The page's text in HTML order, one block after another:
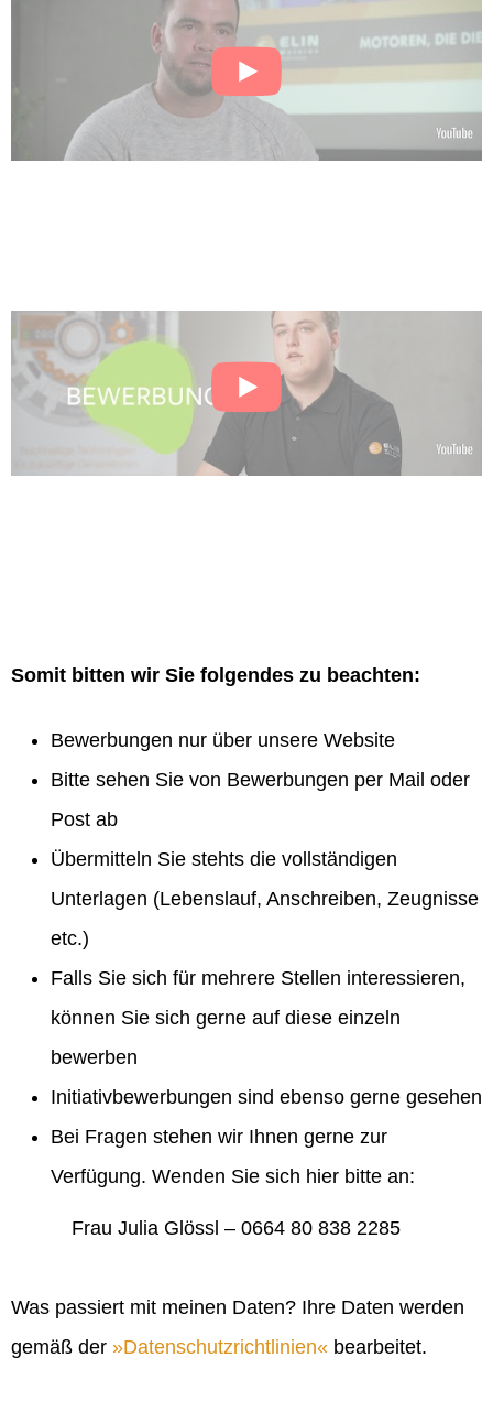
Somit bitten wir Sie folgendes zu beachten:
Bewerbungen nur über unsere Website
Bitte sehen Sie von Bewerbungen per Mail oder
Post ab
Übermitteln Sie stehts die vollständigen
Unterlagen (Lebenslauf, Anschreiben, Zeugnisse
etc.)
Falls Sie sich für mehrere Stellen interessieren,
können Sie sich gerne auf diese einzeln
bewerben
Initiativbewerbungen sind ebenso gerne gesehen
Bei Fragen stehen wir Ihnen gerne zur
Verfügung. Wenden Sie sich hier bitte an:
Frau Julia Glössl – 0664 80 838 2285
Was passiert mit meinen Daten? Ihre Daten werden
gemäß der
Datenschutzrichtlinien bearbeitet.